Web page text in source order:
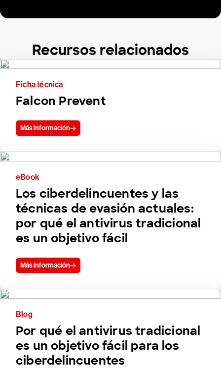
Recursos relacionados
Ficha técnica
Falcon Prevent
Más información
eBook
Los ciberdelincuentes y las
técnicas de evasión actuales:
por qué el antivirus tradicional
es un objetivo fácil
Más información
Blog
Por qué el antivirus tradicional
es un objetivo fácil para los
ciberdelincuentes